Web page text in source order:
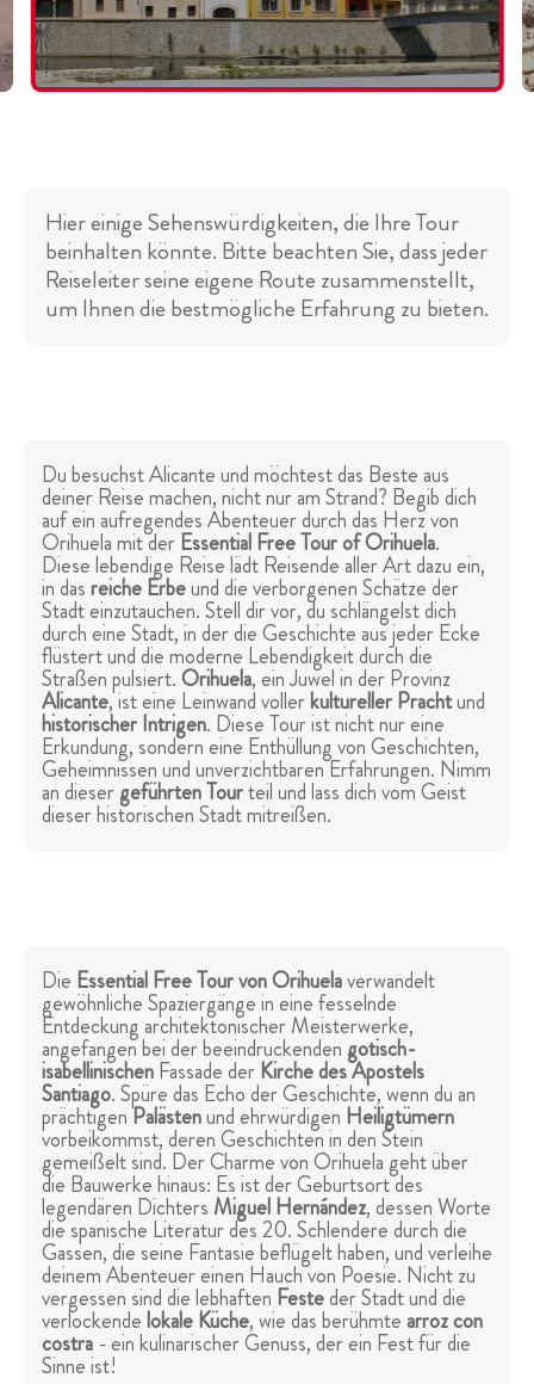
Hier einige Sehenswürdigkeiten, die Ihre Tour
beinhalten könnte. Bitte beachten Sie, dass jeder
Reiseleiter seine eigene Route zusammenstellt,
um Ihnen die bestmögliche Erfahrung zu bieten.
Du besuchst Alicante und möchtest das Beste aus
deiner Reise machen, nicht nur am Strand? Begib dich
auf ein aufregendes Abenteuer durch das Herz von
Orihuela mit derEssential Free Tour of Orihuela.
Diese lebendige Reise lädt Reisende aller Art dazu ein,
in dasreiche Erbeund die verborgenen Schätze der
Stadt einzutauchen. Stell dir vor, du schlängelst dich
durch eine Stadt, in der die Geschichte aus jeder Ecke
flüstert und die moderne Lebendigkeit durch die
Straßen pulsiert.Orihuela, ein Juwel in der Provinz
Alicante, ist eine Leinwand vollerkultureller Prachtund
historischer Intrigen. Diese Tour ist nicht nur eine
Erkundung, sondern eine Enthüllung von Geschichten,
Geheimnissen und unverzichtbaren Erfahrungen. Nimm
an diesergeführten Tourteil und lass dich vom Geist
dieser historischen Stadt mitreißen.
Die Essential Free Tour von Orihuelaverwandelt
gewöhnliche Spaziergänge in eine fesselnde
Entdeckung architektonischer Meisterwerke,
angefangen bei der beeindruckenden gotisch-
isabellinischenFassade derKirche des Apostels
Santiago. Spüre das Echo der Geschichte, wenn du an
prächtigenPalästenund ehrwürdigen Heiligtümern
vorbeikommst, deren Geschichten in den Stein
gemeißelt sind. Der Charme von Orihuela geht über
die Bauwerke hinaus: Es ist der Geburtsort des
legendären Dichters Miguel Hernández, dessen Worte
die spanische Literatur des 20. Schlendere durch die
Gassen, die seine Fantasie beflügelt haben, und verleihe
deinem Abenteuer einen Hauch von Poesie. Nicht zu
vergessen sind die lebhaften Festeder Stadt und die
verlockendelokale Küche, wie das berühmte arroz con
costra - ein kulinarischer Genuss, der ein Fest für die
Sinne ist!